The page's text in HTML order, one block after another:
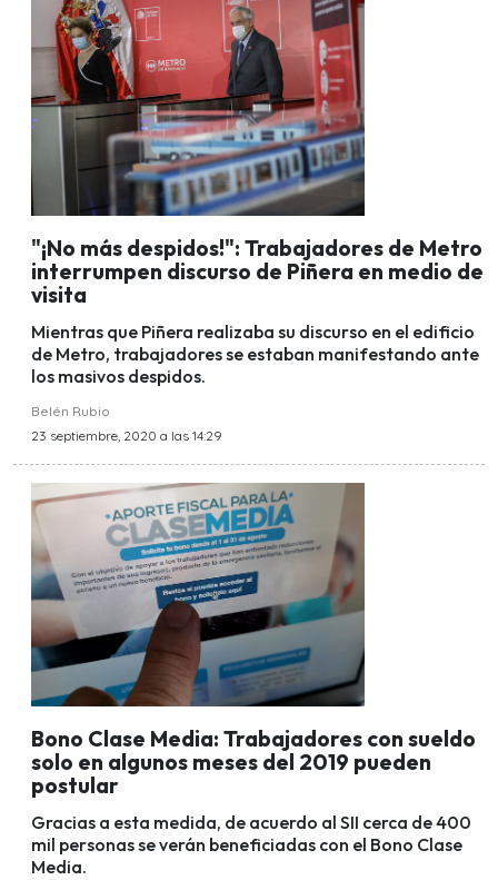
"¡No más despidos!": Trabajadores de Metro
interrumpen discurso de Piñera en medio de
visita
Mientras que Piñera realizaba su discurso en el edificio
de Metro, trabajadores se estaban manifestando ante
los masivos despidos.
Belén Rubio
23 septiembre, 2020 a las 14:29
Bono Clase Media: Trabajadores con sueldo
solo en algunos meses del 2019 pueden
postular
Gracias a esta medida, de acuerdo al SII cerca de 400
mil personas se verán beneficiadas con el Bono Clase
Media.